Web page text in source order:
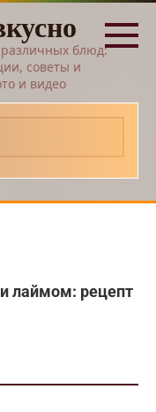
блюд:
советы и
и видео
лаймом: рецепт